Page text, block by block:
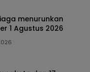
menurunkan
1 Agustus 2026